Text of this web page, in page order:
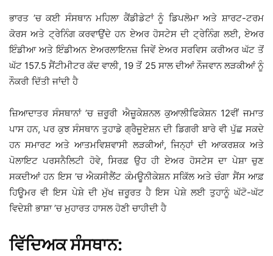
ਭਾਰਤ ’ਚ ਕਈ ਸੰਸਥਾਨ ਮਹਿਲਾ ਕੈਂਡੀਡੇਟਾਂ ਨੂੰ ਡਿਪਲੋਮਾ ਅਤੇ ਸ਼ਾਰਟ-ਟਰਮ
ਕੋਰਸ ਅਤੇ ਟ੍ਰੇਨਿੰਗ ਕਰਵਾਉਂਦੇ ਹਨ ਏਅਰ ਹੋਸਟੇਸ ਦੀ ਟ੍ਰੇਨਿੰਗ ਲਈ, ਏਅਰ
ਇੰਡੀਆ ਅਤੇ ਇੰਡੀਅਨ ਏਅਰਲਾਇਨਜ਼ ਜਿਵੇਂ ਏਅਰ ਸਰਵਿਸ ਕਰੀਅਰ ਘੱਟ ਤੋਂ
ਘੱਟ 157.5 ਸੈਂਟੀਮੀਟਰ ਕੱਦ ਵਾਲੀ, 19 ਤੋਂ 25 ਸਾਲ ਦੀਆਂ ਨੌਜਵਾਨ ਲੜਕੀਆਂ ਨੂੰ
ਨੌਕਰੀ ਦਿੱਤੀ ਜਾਂਦੀ ਹੈ
ਜ਼ਿਆਦਾਤਰ ਸੰਸਥਾਨਾਂ ’ਚ ਜ਼ਰੂਰੀ ਐਜ਼ੂਕੇਸ਼ਨਲ ਕੁਆਲੀਫਿਕੇਸ਼ਨ 12ਵੀਂ ਜਮਾਤ
ਪਾਸ ਹਨ, ਪਰ ਕੁਝ ਸੰਸਥਾਨ ਤੁਹਾਡੇ ਗ੍ਰੈਜੂਏਸ਼ਨ ਦੀ ਡਿਗਰੀ ਬਾਰੇ ਵੀ ਪੁੱਛ ਸਕਦੇ
ਹਨ ਸਮਾਰਟ ਅਤੇ ਆਤਮਵਿਸ਼ਵਾਸੀ ਲੜਕੀਆਂ, ਜਿਨ੍ਹਾਂ ਦੀ ਆਕਰਸ਼ਕ ਅਤੇ
ਪੋਲਾਇਟ ਪਰਸਨੈਲਿਟੀ ਹੋਵੇ, ਸਿਰਫ਼ ਉਹ ਹੀ ਏਅਰ ਹੋਸਟੇਸ ਦਾ ਪੇਸ਼ਾ ਚੁਣ
ਸਕਦੀਆਂ ਹਨ ਇਸ ’ਚ ਐਕਸੀਲੈਂਟ ਕੰਮਊਨੀਕੇਸ਼ਨ ਸਕਿੱਲ ਅਤੇ ਚੰਗਾ ਸੈਂਸ ਆਫ਼
ਹਿਊਮਰ ਵੀ ਇਸ ਪੇਸ਼ੇ ਦੀ ਮੁੱਖ ਜ਼ਰੂਰਤ ਹੈ ਇਸ ਪੇਸ਼ੇ ਲਈ ਤੁਹਾਨੂੰ ਘੱਟੋ-ਘੱਟ
ਵਿਦੇਸ਼ੀ ਭਾਸ਼ਾ ’ਚ ਮੁਹਾਰਤ ਹਾਸਲ ਹੋਣੀ ਚਾਹੀਦੀ ਹੈ
ਵਿੱਦਿਅਕ ਸੰਸਥਾਨ: